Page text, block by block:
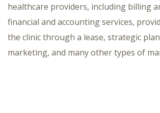
healthcare providers, including billing
financial and accounting services,
the clinic through a lease, strategic
marketing, and many other types of